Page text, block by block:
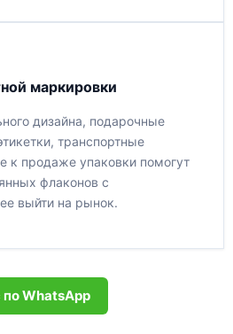
маркировки
дизайна, подарочные
транспортные
к продаже упаковки помогут
флаконов с
выйти на рынок.
по WhatsApp